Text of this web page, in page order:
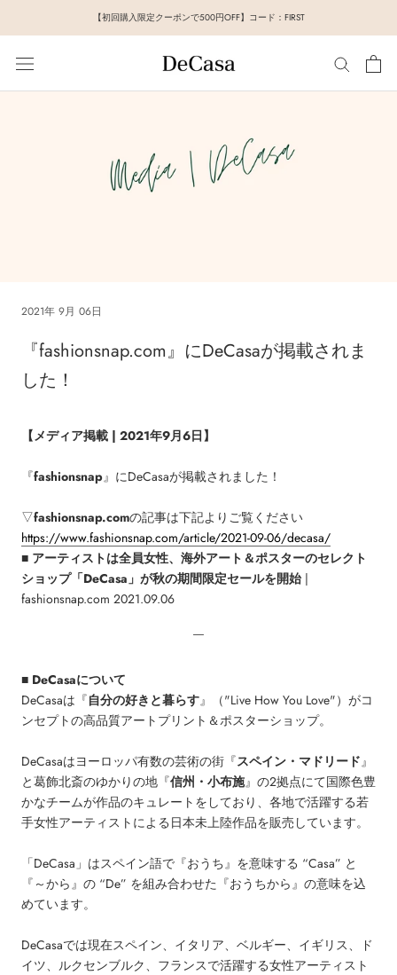
し
【初回購入限定クーポンで500円OFF】コード：FIRST
2021年 9月 06日
『fashionsnap.com』にDeCasaが掲載されま
した！
【メディア掲載 | 2021年9月6日】
『fashionsnap』にDeCasaが掲載されました！
▽fashionsnap.comの記事は下記よりご覧ください
https://www.fashionsnap.com/article/2021-09-06/decasa/
■ アーティストは全員女性、海外アート＆ポスターのセレクト
ショップ「DeCasa」が秋の期間限定セールを開始 |
fashionsnap.com 2021.09.06
￣
■ DeCasaについて
DeCasaは『自分の好きと暮らす』（"Live How You Love"）がコ
ンセプトの高品質アートプリント＆ポスターショップ。
DeCasaはヨーロッパ有数の芸術の街『スペイン・マドリード』
と葛飾北斎のゆかりの地『信州・小布施』の2拠点にて国際色豊
かなチームが作品のキュレートをしており、各地で活躍する若
手女性アーティストによる日本未上陸作品を販売しています。
「DeCasa」はスペイン語で『おうち』を意味する “Casa” と
『～から』の “De” を組み合わせた『おうちから』の意味を込
めています。
DeCasaでは現在スペイン、イタリア、ベルギー、イギリス、ド
イツ、ルクセンブルク、フランスで活躍する女性アーティスト